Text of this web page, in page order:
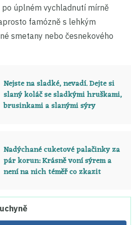
úplném vychladnutí mírně
famózně s lehkým
smetany nebo česnekového
Nejste na sladké, nevadí. Dejte si
slaný koláč se sladkými hruškami,
brusinkami a slanými sýry
Nadýchané cuketové palačinky za
pár korun: Krásně voní sýrem a
není na nich téměř co zkazit